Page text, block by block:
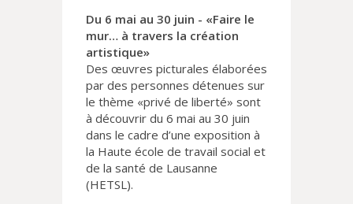
Du 6 mai au 30 juin - «Faire le
mur… à travers la création
artistique»
Des œuvres picturales élaborées
par des personnes détenues sur
le thème «privé de liberté» sont
à découvrir du 6 mai au 30 juin
dans le cadre d’une exposition à
la Haute école de travail social et
de la santé de Lausanne
(HETSL).